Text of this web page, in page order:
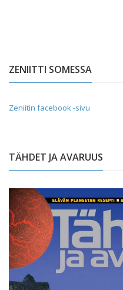
ZENIITTI SOMESSA
Zeniitin facebook -sivu
TÄHDET JA AVARUUS